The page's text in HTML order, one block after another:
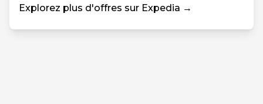
Explorez plus d'offres sur Expedia →